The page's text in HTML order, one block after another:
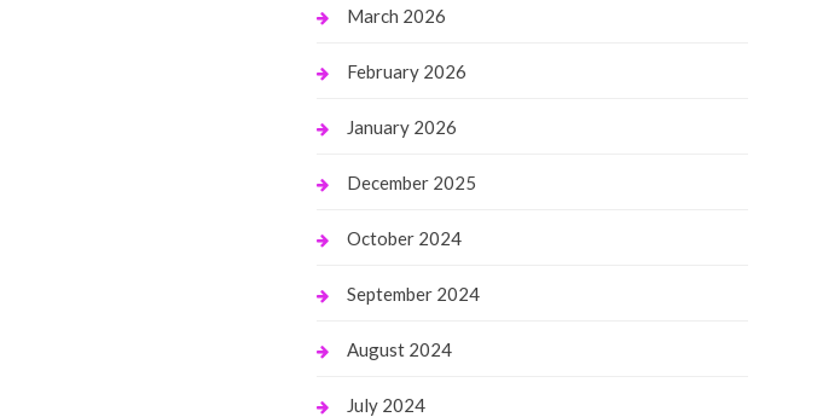
March 2026
February 2026
January 2026
December 2025
October 2024
September 2024
August 2024
July 2024